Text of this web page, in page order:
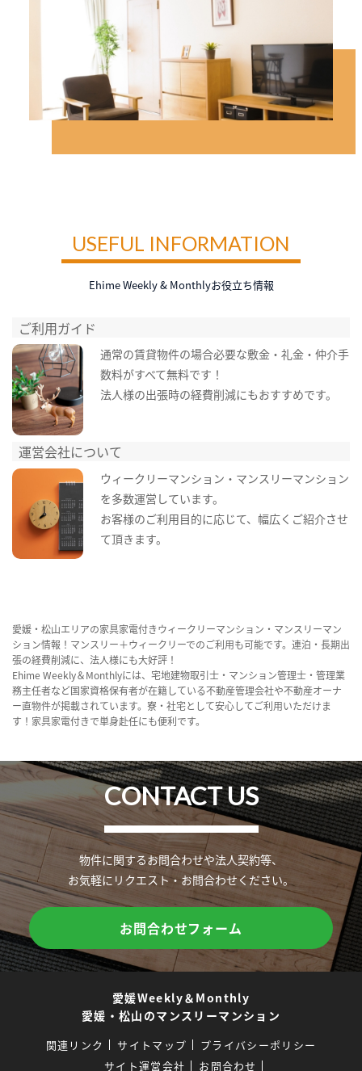
USEFUL INFORMATION
Ehime Weekly & Monthlyお役立ち情報
ご利用ガイド
通常の賃貸物件の場合必要な敷金・礼金・仲介手
数料がすべて無料です！
法人様の出張時の経費削減にもおすすめです。
運営会社について
ウィークリーマンション・マンスリーマンション
を多数運営しています。
お客様のご利用目的に応じて、幅広くご紹介させ
て頂きます。
愛媛・松山エリアの家具家電付きウィークリーマンション・マンスリーマン
ション情報！マンスリー＋ウィークリーでのご利用も可能です。連泊・長期出
張の経費削減に、法人様にも大好評！
Ehime Weekly＆Monthlyには、宅地建物取引士・マンション管理士・管理業
務主任者など国家資格保有者が在籍している不動産管理会社や不動産オーナ
ー直物件が掲載されています。寮・社宅として安心してご利用いただけま
す！家具家電付きで単身赴任にも便利です。
CONTACT US
物件に関するお問合わせや法人契約等、
お気軽にリクエスト・お問合わせください。
お問合わせフォーム
愛媛Weekly＆Monthly
愛媛・松山のマンスリーマンション
関連リンク サイトマップ
プライバシーポリシー
サイト運営会社
お問合わせ